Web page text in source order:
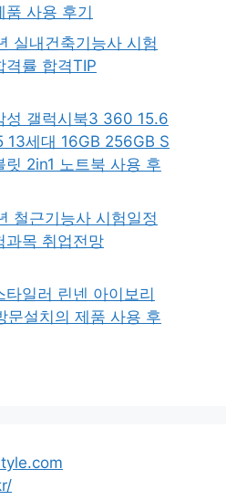
품 사용 후기
실내건축기능사 시험
격률 합격TIP
성 갤럭시북3 360 15.6
13세대 16GB 256GB S
릿 2in1 노트북 사용 후
철근기능사 시험일정
과목 취업전망
타일러 린넨 아이보리
문설치의 제품 사용 후